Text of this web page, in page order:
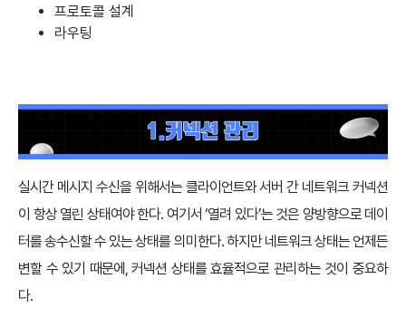
프로토콜 설계
라우팅
실시간 메시지 수신을 위해서는 클라이언트와 서버 간 네트워크 커넥션
이 항상 열린 상태여야 한다. 여기서 ‘열려 있다’는 것은 양방향으로 데이
터를 송수신할 수 있는 상태를 의미한다. 하지만 네트워크 상태는 언제든
변할 수 있기 때문에, 커넥션 상태를 효율적으로 관리하는 것이 중요하
다.